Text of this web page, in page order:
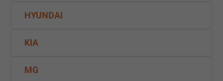
HYUNDAI
KIA
MG